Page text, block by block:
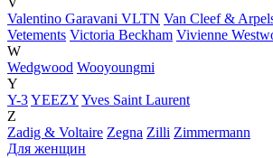
Valentino Garavani VLTN Van Cleef &
Vetements Victoria Beckham Vivienne
W
Wedgwood Wooyoungmi
Y
Y-3YEEZYYves Saint Laurent
Z
Zadig & Voltaire Zegna Zilli Zimmermann
Для женщин